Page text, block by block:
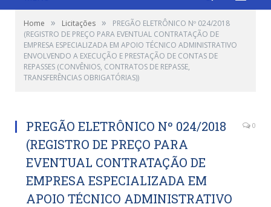
Home » Licitações »
PREGÃO ELETRÔNICO Nº 024/2018
(REGISTRO DE PREÇO PARA EVENTUAL CONTRATAÇÃO DE
EMPRESA ESPECIALIZADA EM APOIO TÉCNICO ADMINISTRATIVO
ENVOLVENDO A EXECUÇÃO E PRESTAÇÃO DE CONTAS DE
REPASSES (CONVÊNIOS, CONTRATOS DE REPASSE,
TRANSFERÊNCIAS OBRIGATÓRIAS))
PREGÃO ELETRÔNICO Nº 024/2018
(REGISTRO DE PREÇO PARA
EVENTUAL CONTRATAÇÃO DE
EMPRESA ESPECIALIZADA EM
APOIO TÉCNICO ADMINISTRATIVO
0